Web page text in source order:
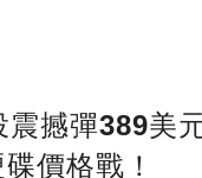
撼彈389美
價格戰！